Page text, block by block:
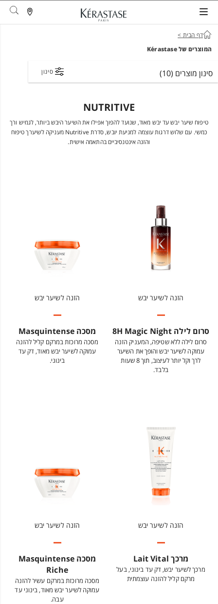
דף הבית >
המוצרים של Kérastase
סינון מוצרים (10) סינון
NUTRITIVE
טיפוח שיער יבש עד יבש מאוד, שנועד להפוך אפילו את השיער היבש ביותר, לגמיש ורך
כמשי. עם שלוש דרגות עוצמה למניעת יובש, סדרת Nutritive מעניקה לשיערך טיפוח
והזנה אינטנסיביים בהתאמה אישית.
הזנה לשיער יבש
סרום לילה 8H Magic Night
סרום לילה ללא שטיפה, המעניק הזנה
עמוקה לשיער יבש והופך את השיער
לרך וקל יותר לעיצוב, תוך 8 שעות
בלבד.
הזנה לשיער יבש
מסכה Masquintense
מסכה מרוכזת במרקם קליל להזנה
עמוקה לשיער יבש מאוד, דק עד
בינוני.
הזנה לשיער יבש
מרכך Lait Vital
מרכך לשיער יבש, דק עד בינוני, בעל
מרקם קליל להזנה עוצמתית
הזנה לשיער יבש
מסכה Masquintense
Riche
מסכה מרוכזת במרקם עשיר להזנה
עמוקה לשיער יבש מאוד, בינוני עד
עבה.